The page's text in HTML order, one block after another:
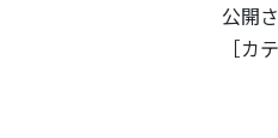
公開
［カ